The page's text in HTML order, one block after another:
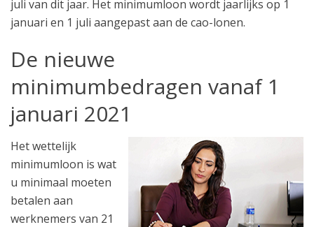
juli van dit jaar. Het minimumloon wordt jaarlijks op 1
januari en 1 juli aangepast aan de cao-lonen.
De nieuwe
minimumbedragen vanaf 1
januari 2021
Het wettelijk
minimumloon is wat
u minimaal moeten
betalen aan
werknemers van 21